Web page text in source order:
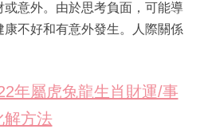
意外。由於思考負面，可能導
不好和有意外發生。人際關係
年屬虎兔龍生肖財運/事
解方法